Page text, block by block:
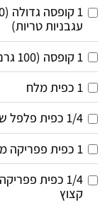
עגבניות טריות)
1 קופסה (100 גרם) רסק עגבניות
1 כפית מלח
1/4 כפית פלפל שחור
1 כפית פפריקה מתוקה
קצוץ